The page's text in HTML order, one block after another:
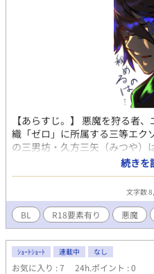
【あらすじ。】 悪魔を狩る者
織「ゼロ」に所属する三等エク
の三男坊・久方三矢（みつや）
狩っていた。 それは過去に起
こと。 サタンを【殺す】ため
がなR１８展開になりますので
はR18Gが付く場合には※マー
最初の数ページは登場人物の設
者向けの説明文が置いてありま
タバレを回避したい方は飛ばし
更新となりますが週１ペース
す。
続きを
文字数
BL R18要素有り 悪魔
ｼｮｰﾄｼｮｰﾄ 連載中 なし
お気に入り : 7 24h.ポイント : 0